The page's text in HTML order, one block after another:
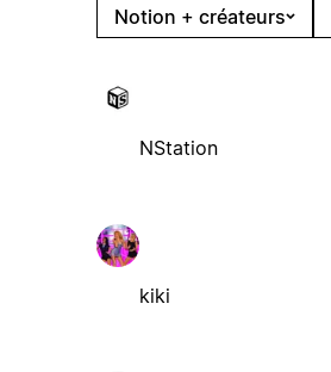
Notion + créateurs
NStation
kiki